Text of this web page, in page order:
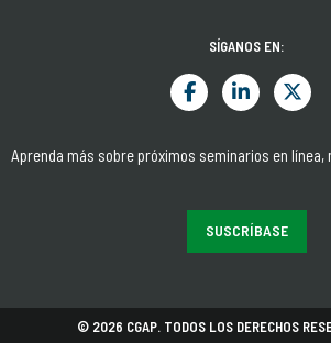
SÍGANOS EN:
Aprenda más sobre próximos seminarios en
SUSCRÍBASE
© 2026 CGAP. TODOS LOS DERECHOS